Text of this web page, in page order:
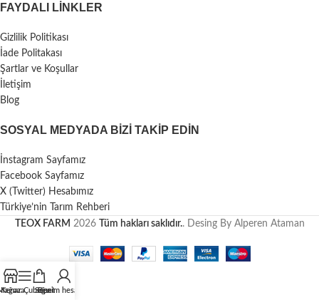
FAYDALI LİNKLER
Gizlilik Politikası
İade Politakası
Şartlar ve Koşullar
İletişim
Blog
SOSYAL MEDYADA BIZI TAKIP EDIN
İnstagram Sayfamız
Facebook Sayfamız
X (Twitter) Hesabımız
Türkiye’nin Tarım Rehberi
TEOX FARM 2026 Tüm hakları saklıdır.. Desing By Alperen Ataman
Kenar Çubuğu
Sepet
Benim hesabım